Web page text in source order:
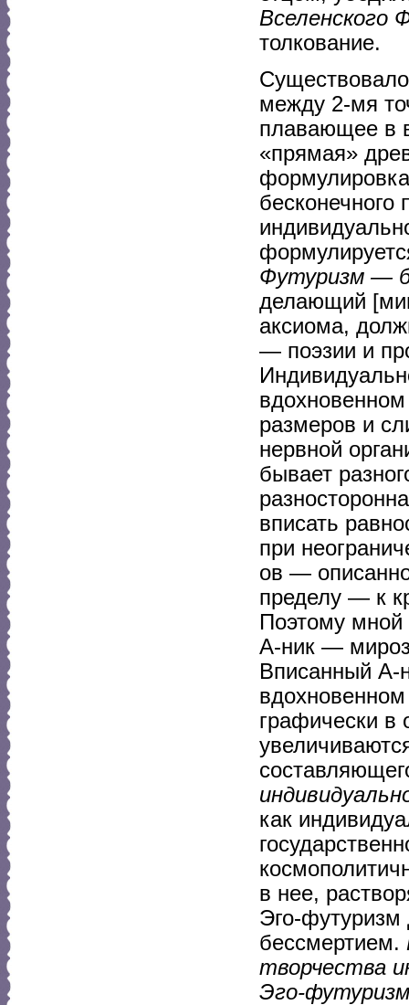
Вселенского
толкование.
между 2-мя
плавающее в
«прямая»
бесконечного
Футуризм —
делающий
аксиома,
— поэзии и
размеров и
нервной
бывает
вписать
при
ов —
пределу — к
Поэтому
А-ник —
Вписанный А-
графически
как
в нее,
Эго-футуризм
бессмертием.
творчества
Эго-